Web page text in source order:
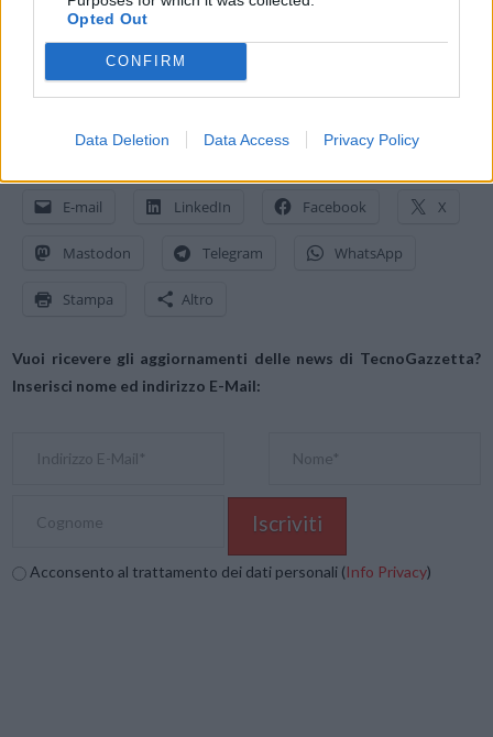
Opted Out
CONFIRM
Data Deletion Data Access Privacy Policy
le sue ridotte dimensioni.
Un elenco di dispositivi certificati come compatibili è presente sul
E-mail LinkedIn Facebook X
Mastodon Telegram WhatsApp
Stampa Altro
Vuoi ricevere gli aggiornamenti delle news di TecnoGazzetta?
Inserisci nome ed indirizzo E-Mail:
Acconsento al trattamento dei dati personali (Info Privacy)